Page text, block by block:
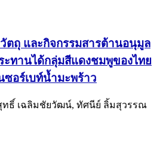
ตถุ และกิจกรรมสารต้านอนุมูล
ะทานได้กลุ่มสีแดงชมพูของไทย
ซอร์เบท์น้ำมะพร้าว
ธิ์ เฉลิมชัยวัฒน์, ทัศนีย์ ลิ้มสุวรรณ